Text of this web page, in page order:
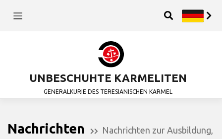
UNBESCHUHTE KARMELITEN
GENERALKURIE DES TERESIANISCHEN KARMEL
Nachrichten Nachrichten zur Ausbildung